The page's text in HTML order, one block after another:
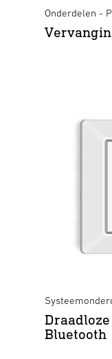
Onderdelen -
Bluetooth